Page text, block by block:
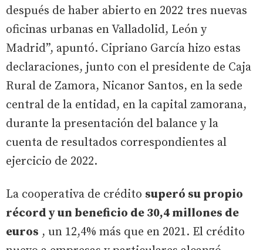
después de haber abierto en 2022 tres nuevas
oficinas urbanas en Valladolid, León y
Madrid”, apuntó. Cipriano García hizo estas
declaraciones, junto con el presidente de Caja
Rural de Zamora, Nicanor Santos, en la sede
central de la entidad, en la capital zamorana,
durante la presentación del balance y la
cuenta de resultados correspondientes al
ejercicio de 2022.
La cooperativa de crédito superó su propio
récord y un beneficio de 30,4 millones de
euros , un 12,4% más que en 2021. El crédito